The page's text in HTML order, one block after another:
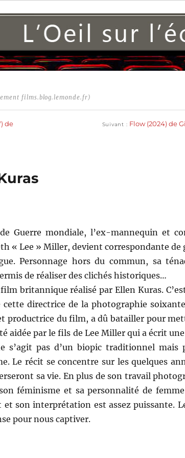
films.blog.lemonde.fr)
de
Suivant Flow (2024) de
Guerre mondiale, l’ex-mannequin et
« Lee » Miller, devient correspondante de
Personnage hors du commun, sa
de réaliser des clichés historiques…
britannique réalisé par Ellen Kuras.
directrice de la photographie
productrice du film, a dû batailler pour
aidée par le fils de Lee Miller qui a écrit
s’agit pas d’un biopic traditionnel mais
Le récit se concentre sur les quelques
sa vie. En plus de son travail
féminisme et sa personnalité de
son interprétation est assez puissante.
pour nous captiver.